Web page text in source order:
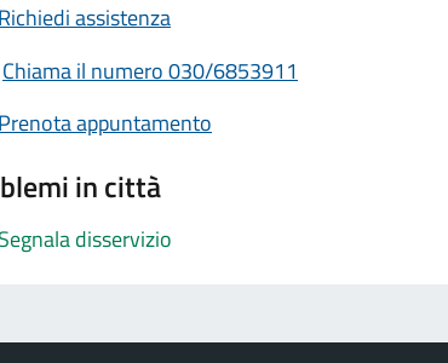
Richiedi assistenza
Chiama il numero 030/6853911
Prenota appuntamento
in città
Segnala disservizio